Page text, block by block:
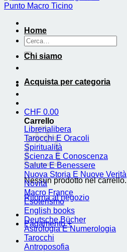
Cerca:
CHF 0.00
Carrello
Nessun prodotto nel carrello.
Ritorna al negozio
Pagamento +
Home
Chi siamo
Acquista per categoria
Librerialibera
Tarocchi E Oracoli
Spiritualità
Scienza E Conoscenza
Salute E Benessere
Nuova Storia E Nuove Verità
Novità
Macro France
Esoterismo
English books
Deutsche Bücher
Astrologia E Numerologia
Tarocchi
Antroposofia